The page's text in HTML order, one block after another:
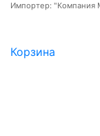
Корзина
Импортер: "Компания